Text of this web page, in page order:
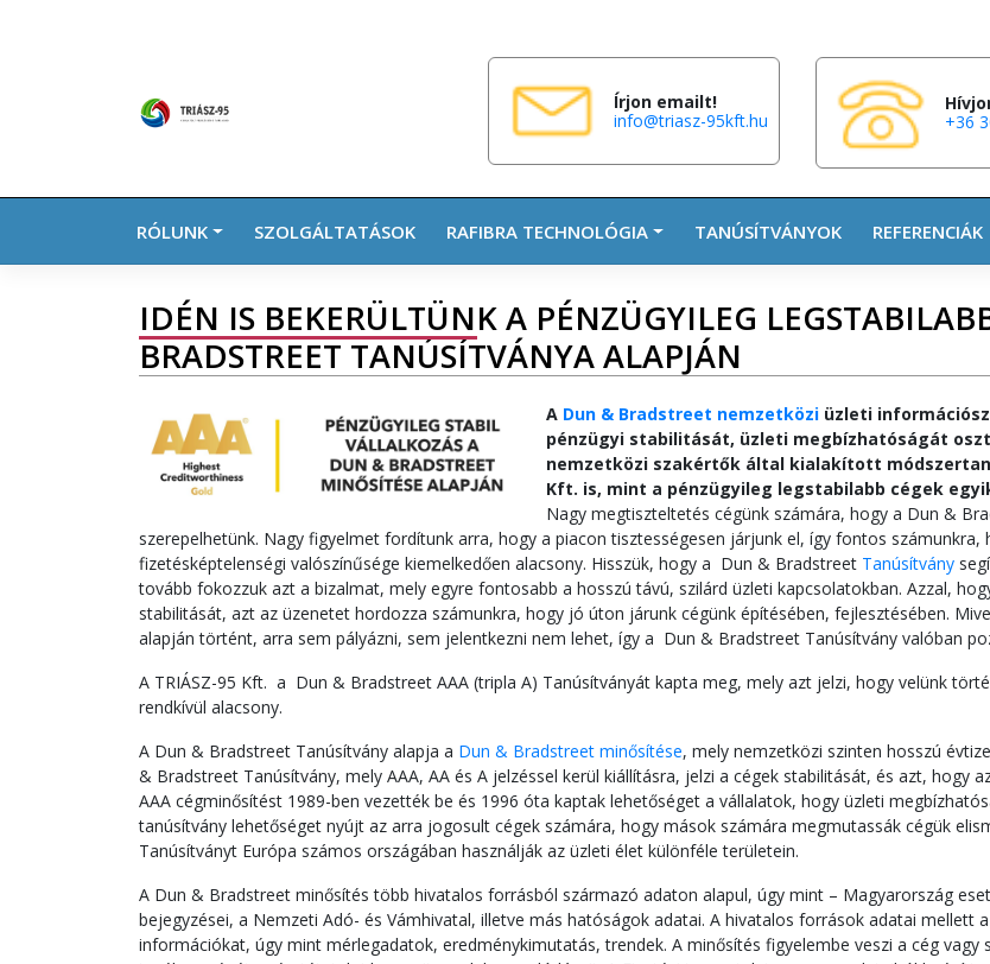
Írjon emailt!
info@triasz-95kft.hu
+36
RÓLUNK SZOLGÁLTATÁSOK RAFIBRA TECHNOLÓGIA TANÚSÍTVÁNYOK REFERENCIÁK
IDÉN IS BEKERÜLTÜNK A PÉNZÜGYILEG
BRADSTREET TANÚSÍTVÁNYA ALAPJÁN
A Dun & Bradstreet nemzetközi üzleti
pénzügyi stabilitását, üzleti megbízhatóságát
nemzetközi szakértők által kialakított módszertan
Kft. is, mint a pénzügyileg legstabilabb cégek
Nagy megtiszteltetés cégünk számára, hogy a Dun &
szerepelhetünk. Nagy figyelmet fordítunk arra, hogy a piacon tisztességesen járjunk el, így fontos
fizetésképtelenségi valószínűsége kiemelkedően alacsony. Hisszük, hogy a Dun & Bradstreet Tanúsítvány
tovább fokozzuk azt a bizalmat, mely egyre fontosabb a hosszú távú, szilárd üzleti kapcsolatokban. Azzal,
stabilitását, azt az üzenetet hordozza számunkra, hogy jó úton járunk cégünk építésében, fejlesztésében.
alapján történt, arra sem pályázni, sem jelentkezni nem lehet, így a Dun & Bradstreet Tanúsítvány valóban
A TRIÁSZ-95 Kft. a Dun & Bradstreet AAA (tripla A) Tanúsítványát kapta meg, mely azt jelzi, hogy velünk
rendkívül alacsony.
A Dun & Bradstreet Tanúsítvány alapja a Dun & Bradstreet minősítése, mely nemzetközi szinten hosszú
& Bradstreet Tanúsítvány, mely AAA, AA és A jelzéssel kerül kiállításra, jelzi a cégek stabilitását, és azt, hogy
AAA cégminősítést 1989-ben vezették be és 1996 óta kaptak lehetőséget a vállalatok, hogy üzleti
tanúsítvány lehetőséget nyújt az arra jogosult cégek számára, hogy mások számára megmutassák cégük
Tanúsítványt Európa számos országában használják az üzleti élet különféle területein.
A Dun & Bradstreet minősítés több hivatalos forrásból származó adaton alapul, úgy mint – Magyarország
bejegyzései, a Nemzeti Adó- és Vámhivatal, illetve más hatóságok adatai. A hivatalos források adatai mellett
információkat, úgy mint mérlegadatok, eredménykimutatás, trendek. A minősítés figyelembe veszi a cég